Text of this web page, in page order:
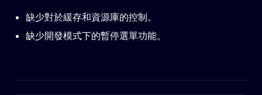
缺少對於緩存和資源庫的控制。
缺少開發模式下的暫停選單功能。